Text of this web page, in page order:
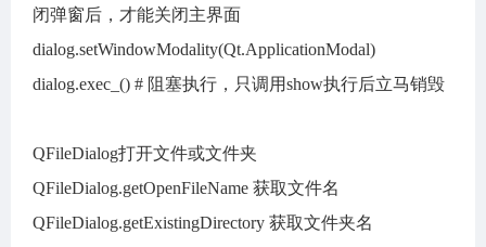
闭弹窗后，才能关闭主界面
dialog.setWindowModality(Qt.ApplicationModal)
dialog.exec_() # 阻塞执行，只调用show执行后立马销毁
QFileDialog打开文件或文件夹
QFileDialog.getOpenFileName 获取文件名
QFileDialog.getExistingDirectory 获取文件夹名